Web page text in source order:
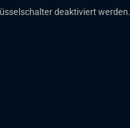
deaktiviert werden.